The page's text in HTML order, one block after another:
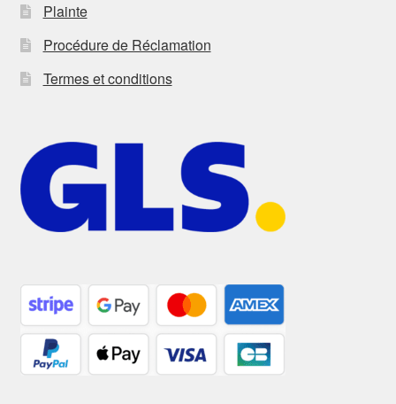
Plainte
Procédure de Réclamation
Termes et conditions